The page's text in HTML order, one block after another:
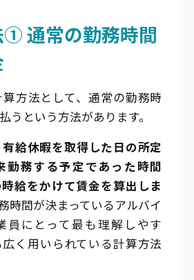
通常の勤務時間
方法として、通常の勤務時
うという方法があります。
有給休暇を取得した日の所定
勤務する予定であった時間
給をかけて賃金を算出しま
時間が決まっているアルバイ
員にとって最も理解しやす
く用いられている計算方法